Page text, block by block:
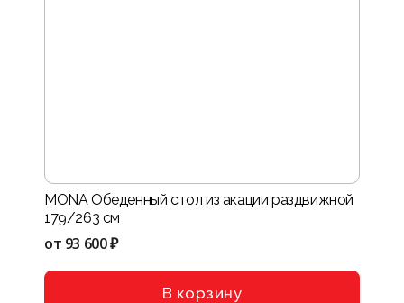
MONA Обеденный стол из акации раздвижной
179/263 см
от 93 600 ₽
В корзину